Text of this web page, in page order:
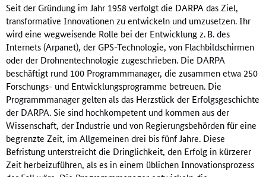
Seit der Gründung im Jahr 1958 verfolgt die DARPA das Ziel,
transformative Innovationen zu entwickeln und umzusetzen. Ihr
wird eine wegweisende Rolle bei der Entwicklung z. B. des
Internets (Arpanet), der GPS-Technologie, von Flachbildschirmen
oder der Drohnentechnologie zugeschrieben. Die DARPA
beschäftigt rund 100 Programmmanager, die zusammen etwa 250
Forschungs- und Entwicklungsprogramme betreuen. Die
Programmmanager gelten als das Herzstück der Erfolgsgeschichte
der DARPA. Sie sind hochkompetent und kommen aus der
Wissenschaft, der Industrie und von Regierungsbehörden für eine
begrenzte Zeit, im Allgemeinen drei bis fünf Jahre. Diese
Befristung unterstreicht die Dringlichkeit, den Erfolg in kürzerer
Zeit herbeizuführen, als es in einem üblichen Innovationsprozess